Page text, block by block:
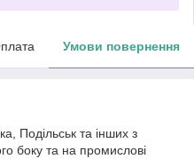
Умови повернення
Подільськ та інших з
боку та на промислові